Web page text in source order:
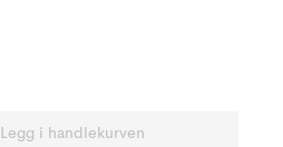
Legg i handlekurven